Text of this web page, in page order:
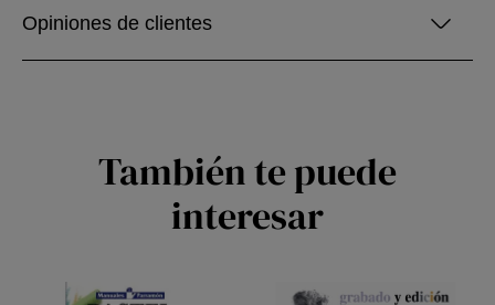
Opiniones de clientes
También te puede
interesar